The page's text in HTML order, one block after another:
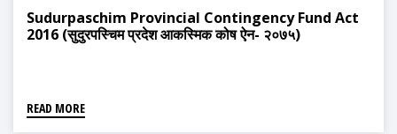
Sudurpaschim Provincial Contingency Fund Act
2016 (सुदुरपस्चिम प्रदेश आकस्मिक कोष ऐन- २०७५)
READ MORE